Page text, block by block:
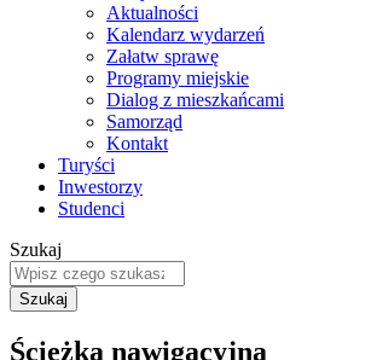
Aktualności
Kalendarz wydarzeń
Załatw sprawę
Programy miejskie
Dialog z mieszkańcami
Samorząd
Kontakt
Turyści
Inwestorzy
Studenci
Szukaj
Ścieżka nawigacyjna